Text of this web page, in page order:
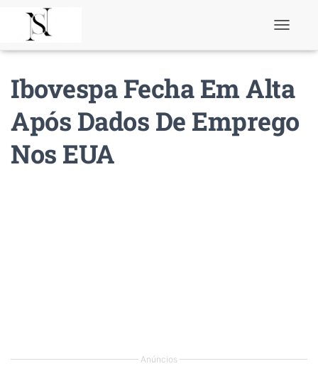
l
e
a
v
Ibovespa Fecha Em Alta
Após Dados De Emprego
Nos EUA
Anúncios